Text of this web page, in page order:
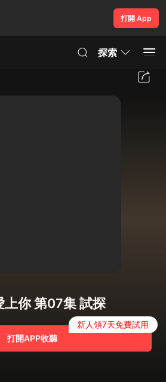
打開 App
探索
上你 第07集 試探
打開APP收聽
新人領7天免費試用